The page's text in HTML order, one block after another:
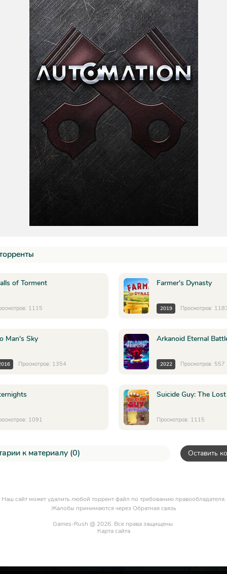
of Torment
1115
Farmer's Dynasty
2019 Просмотров:
Man's Sky
Просмотров: 1354
Arkanoid Eternal
2022 Просмотров: 557
1091
Suicide Guy: The
Просмотров: 1115
к материалу (0) Оставить
Наш сайт может удалить любой торрент файл по требованию правообладателя.
Жалобы принимаются через Обратная связь
Games-Rush @ 2026. Все права защищены.
Карта сайта